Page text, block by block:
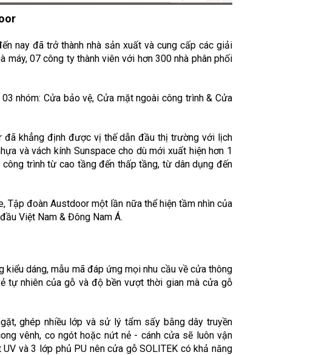
nay đã trở thành nhà sản xuất và cung cấp các giải
máy, 07 công ty thành viên với hơn 300 nhà phân phối
nhóm: Cửa bảo vệ, Cửa mặt ngoài công trình & Cửa
đã khẳng định được vị thế dẫn đầu thị trường với lịch
và vách kính Sunspace cho dù mới xuất hiện hơn 1
trình từ cao tầng đến thấp tầng, từ dân dụng đến
Tập đoàn Austdoor một lần nữa thể hiện tầm nhìn của
Việt Nam & Đông Nam Á.
dáng, mẫu mã đáp ứng mọi nhu cầu về cửa thông
tự nhiên của gỗ và độ bền vượt thời gian mà cửa gỗ
ghép nhiều lớp và sử lý tẩm sấy bằng dây truyền
vênh, co ngót hoặc nứt nẻ - cánh cửa sẽ luôn vận
và 3 lớp phủ PU nên cửa gỗ SOLITEK có khả năng